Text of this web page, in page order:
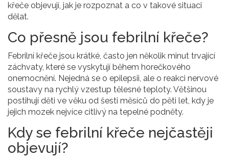
křeče objevují, jak je rozpoznat a co v takové situaci
dělat.
Co přesně jsou febrilní křeče?
Febrilní křeče jsou krátké, často jen několik minut trvající
záchvaty, které se vyskytují během horečkového
onemocnění. Nejedná se o epilepsii, ale o reakci nervové
soustavy na rychlý vzestup tělesné teploty. Většinou
postihují děti ve věku od šesti měsíců do pěti let, kdy je
jejich mozek nejvíce citlivý na tepelné podněty.
Kdy se febrilní křeče nejčastěji
objevují?